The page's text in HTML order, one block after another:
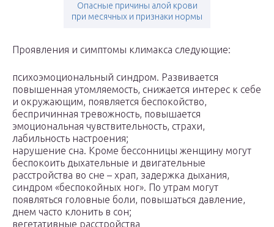
Опасные причины алой крови
при месячных и признаки нормы
Проявления и симптомы климакса следующие:
психоэмоциональный синдром. Развивается
повышенная утомляемость, снижается интерес к себе
и окружающим, появляется беспокойство,
беспричинная тревожность, повышается
эмоциональная чувствительность, страхи,
лабильность настроения;
нарушение сна. Кроме бессонницы женщину могут
беспокоить дыхательные и двигательные
расстройства во сне – храп, задержка дыхания,
синдром «беспокойных ног». По утрам могут
появляться головные боли, повышаться давление,
днем часто клонить в сон;
вегетативные расстройства